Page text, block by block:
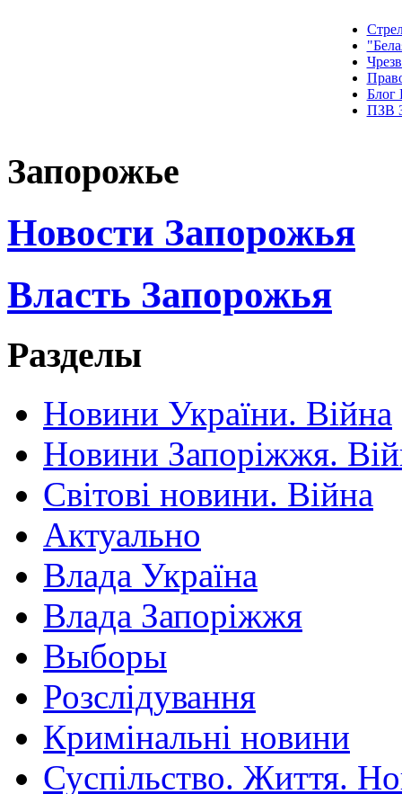
Блог
ПЗВ
Запорожье
Новости Запорожья
Власть Запорожья
Разделы
Новини України. Війна
Новини Запоріжжя.
Світові новини. Війна
Актуально
Влада Україна
Влада Запоріжжя
Выборы
Розслідування
Кримінальні новини
Суспільство. Життя.